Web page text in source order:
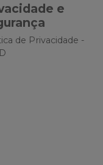
e
de Privacidade -